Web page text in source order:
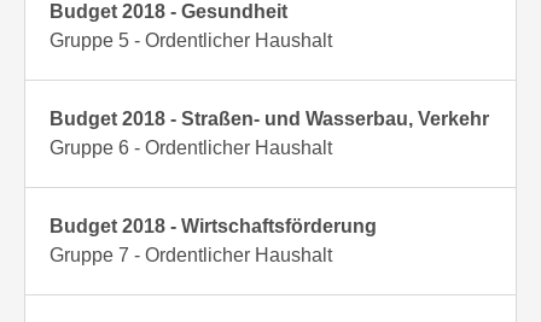
Budget 2018 - Gesundheit
Gruppe 5 - Ordentlicher Haushalt
Budget 2018 - Straßen- und Wasserbau, Verkehr
Gruppe 6 - Ordentlicher Haushalt
Budget 2018 - Wirtschaftsförderung
Gruppe 7 - Ordentlicher Haushalt